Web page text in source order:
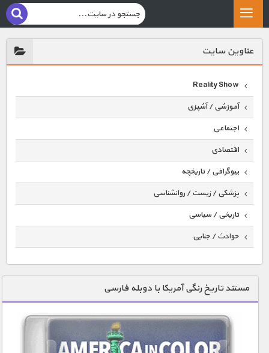
عناوين سايت
Reality Show
آموزشی / آشپزی
اجتماعی
اقتصادی
بیوگرافی / تاریخچه
پزشکی / زیست / روانشناسی
تاریخی / سیاسی
حوادث / جنایی
دنیای خوراکی ها
زمین شناسی / محیط زیست
سازه/ معماری/ مهندسی
سرگرمی
مستند تاریخ رنگی آمریکا با دوبله فارسی